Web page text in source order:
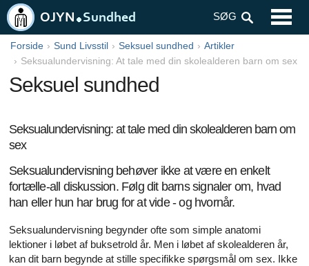
SØG
SYMPTOMER
TEST OG PROCEDURER
BØRNS SUNDHED
MÆNDS SUNDHED
RYGESTOP
Forside Sund Livsstil Seksuel sundhed
Artikler
Seksualundervisning: At tale med din skolealderen barn om sex
Seksuel sundhed
Seksualundervisning: at tale med din skolealderen barn om
sex
Seksualundervisning behøver ikke at være en enkelt
fortælle-all diskussion. Følg dit barns signaler om, hvad
han eller hun har brug for at vide - og hvornår.
Seksualundervisning begynder ofte som simple anatomi
lektioner i løbet af buksetrold år. Men i løbet af skolealderen år,
kan dit barn begynde at stille specifikke spørgsmål om sex. Ikke